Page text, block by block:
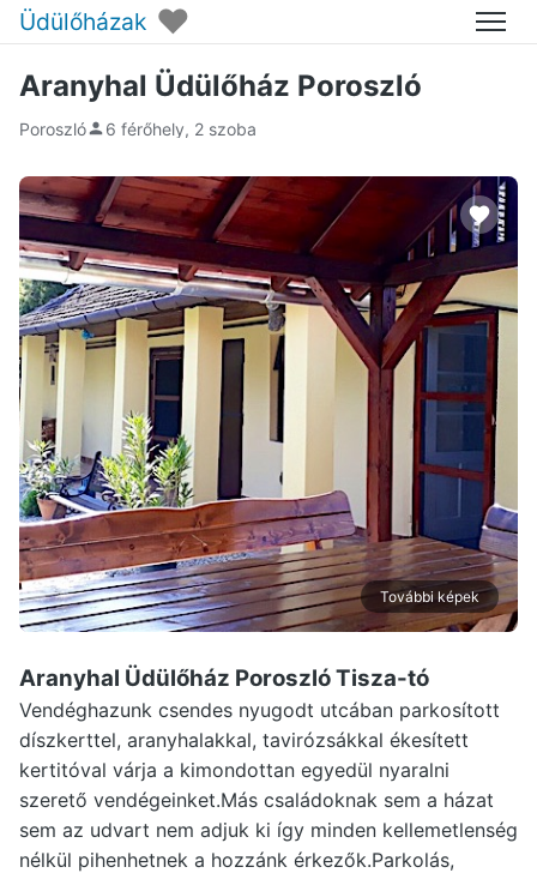
Üdülőházak ♥ Menü
Aranyhal Üdülőház Poroszló
Poroszló 6 férőhely, 2 szoba
További képek
Aranyhal Üdülőház PoroszlóTisza-tó
Vendéghazunk csendes nyugodt utcában parkosított
díszkerttel, aranyhalakkal, tavirózsákkal ékesített
kertitóval várja a kimondottan egyedül nyaralni
szerető vendégeinket.Más családoknak sem a házat
sem az udvart nem adjuk ki így minden kellemetlenség
nélkül pihenhetnek a hozzánk érkezők.Parkolás,